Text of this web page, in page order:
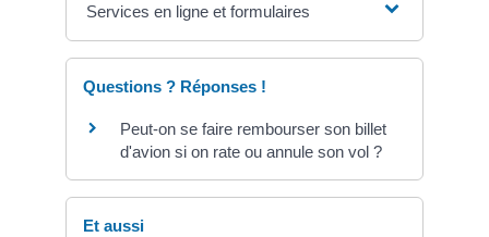
Services en ligne et formulaires
Questions ? Réponses !
Peut-on se faire rembourser son billet
d'avion si on rate ou annule son vol ?
Et aussi